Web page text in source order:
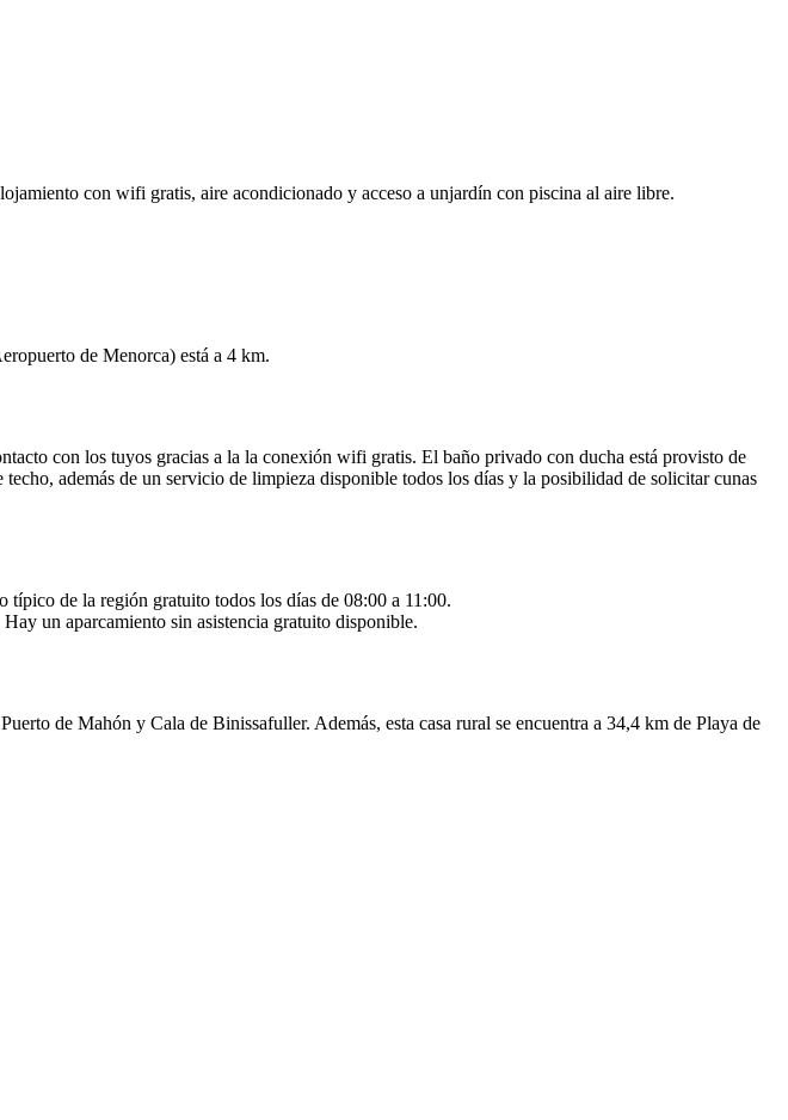
con wifi gratis, aire acondicionado y acceso a unjardín con piscina al aire libre.
de Menorca) está a 4 km.
con los tuyos gracias a la la conexión wifi gratis. El baño privado con ducha está provisto de
además de un servicio de limpieza disponible todos los días y la posibilidad de solicitar cunas
de la región gratuito todos los días de 08:00 a 11:00.
un aparcamiento sin asistencia gratuito disponible.
de Mahón y Cala de Binissafuller. Además, esta casa rural se encuentra a 34,4 km de Playa de